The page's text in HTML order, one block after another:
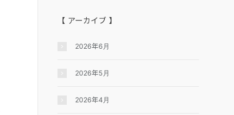
【 アーカイブ 】
2026年6月
2026年5月
2026年4月